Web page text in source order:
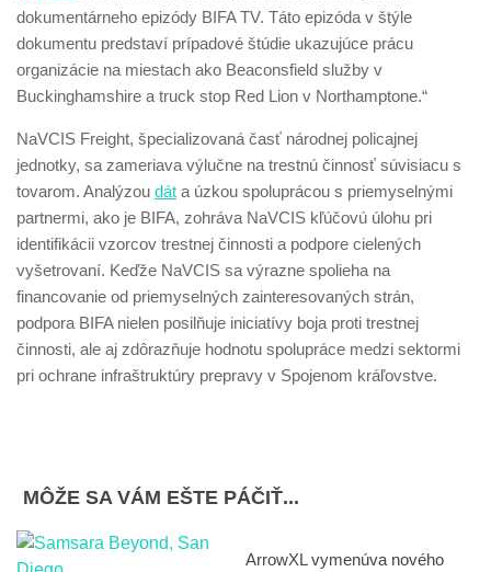
dokumentárneho epizódy BIFA TV. Táto epizóda v štýle
dokumentu predstaví prípadové štúdie ukazujúce prácu
organizácie na miestach ako Beaconsfield služby v
Buckinghamshire a truck stop Red Lion v Northamptone.“
NaVCIS Freight, špecializovaná časť národnej policajnej
jednotky, sa zameriava výlučne na trestnú činnosť súvisiacu s
tovarom. Analýzou dát a úzkou spoluprácou s priemyselnými
partnermi, ako je BIFA, zohráva NaVCIS kľúčovú úlohu pri
identifikácii vzorcov trestnej činnosti a podpore cielených
vyšetrovaní. Keďže NaVCIS sa výrazne spolieha na
financovanie od priemyselných zainteresovaných strán,
podpora BIFA nielen posilňuje iniciatívy boja proti trestnej
činnosti, ale aj zdôrazňuje hodnotu spolupráce medzi sektormi
pri ochrane infraštruktúry prepravy v Spojenom kráľovstve.
MÔŽE SA VÁM EŠTE PÁČIŤ...
ArrowXL vymenúva nového